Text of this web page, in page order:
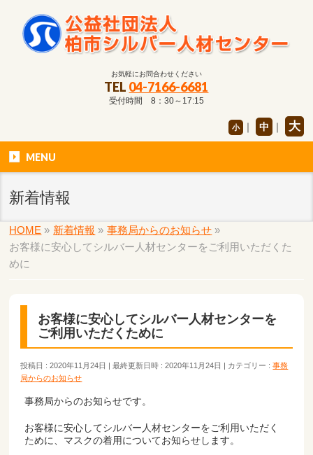
お気軽にお問合わせください
TEL 04-7166-6681
受付時間 8：30～17:15
小 ｜ 中 ｜ 大
MENU
新着情報
HOME » 新着情報 » 事務局からのお知らせ »
お客様に安心してシルバー人材センターをご利用いただくた
めに
お客様に安心してシルバー人材センターを
ご利用いただくために
投稿日 : 2020年11月24日 最終更新日時 : 2020年11月24日 カテゴリー :事務
局からのお知らせ
事務局からのお知らせです。
お客様に安心してシルバー人材センターをご利用いただく
ために、マスクの着用についてお知らせします。